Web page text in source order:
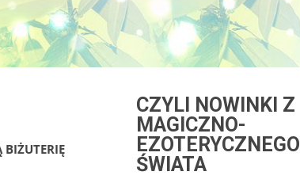
BIŻUTERIĘ
CZYLI NOWINKI Z
MAGICZNO-
EZOTERYCZNEGO
ŚWIATA